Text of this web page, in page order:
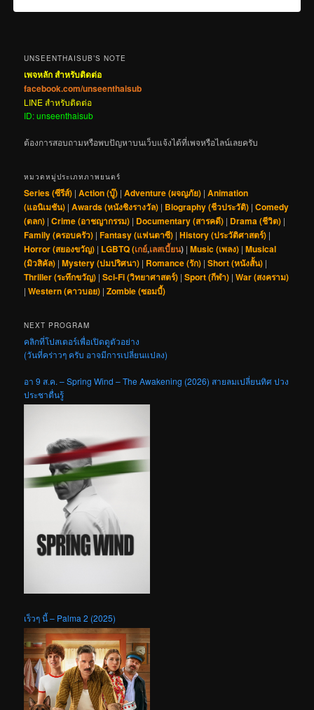
UNSEENTHAISUB’S NOTE
เพจหลัก สำหรับติดต่อ
facebook.com/unseenthaisub
LINE สำหรับติดต่อ
ID: unseenthaisub
ต้องการสอบถามหรือพบปัญหาบนเว็บแจ้งได้ที่เพจหรือไลน์เลยครับ
หมวดหมู่ประเภทภาพยนตร์
Series (ซีรีส์) |Action (บู๊) |Adventure (ผจญภัย) |Animation
(แอนิเมชัน) |Awards (หนังชิงรางวัล) | Biography (ชีวประวัติ) |Comedy
(ตลก) |Crime (อาชญากรรม) | Documentary (สารคดี) | Drama (ชีวิต) |
Family (ครอบครัว) |Fantasy (แฟนตาซี) |History (ประวัติศาสตร์) |
Horror (สยองขวัญ) | LGBTQ (เกย์,เลสเบี้ยน) |Music (เพลง) |Musical
(มิวสิคัล) |Mystery (ปมปริศนา) | Romance (รัก) |Short (หนังสั้น) |
Thriller (ระทึกขวัญ) |Sci-Fi (วิทยาศาสตร์) |Sport (กีฬา) |War (สงคราม)
|Western (คาวบอย) |Zombie (ซอมบี้)
NEXT PROGRAM
คลิกที่โปสเตอร์เพื่อเปิดดูตัวอย่าง
(วันที่คร่าวๆ ครับ อาจมีการเปลี่ยนแปลง)
อา 9 ส.ค. – Spring Wind – The Awakening (2026) สายลมเปลี่ยนทิศ ปวง
ประชาตื่นรู้
เร็วๆ นี้ – Palma 2 (2025)